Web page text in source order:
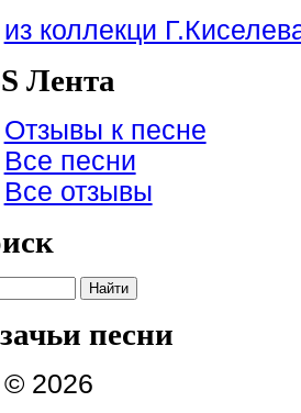
из коллекци
Лента
Отзывы к песне
Все песни
Все отзывы
песни
© 2026